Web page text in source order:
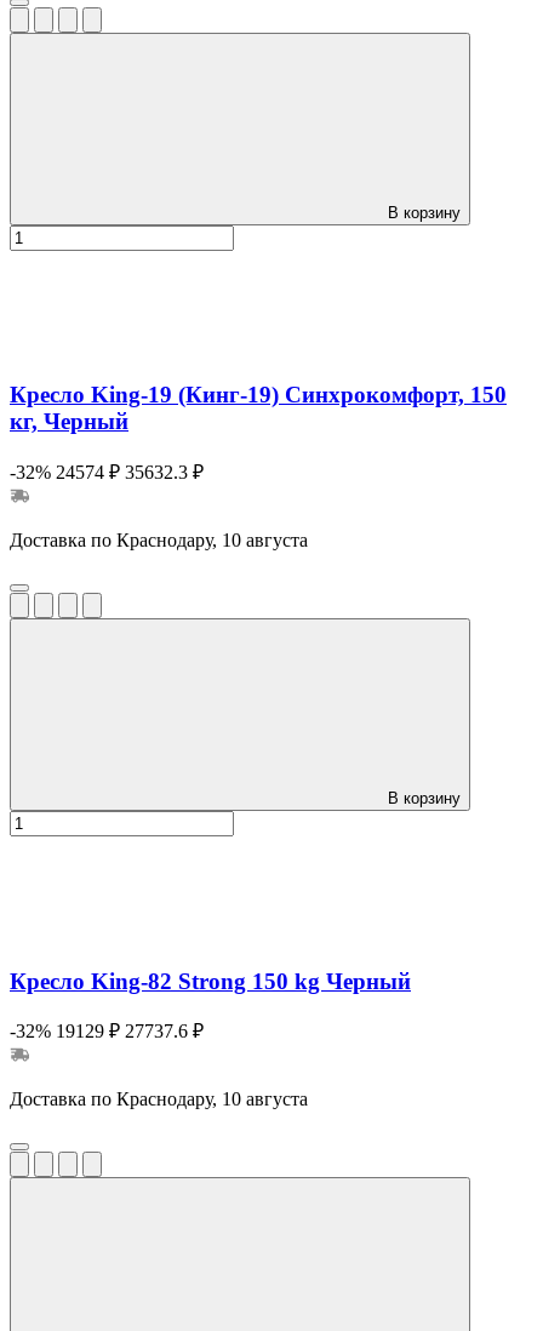
В корзину
Кресло King-19 (Кинг-19) Синхрокомфорт, 150
кг, Черный
-32% 24574 ₽ 35632.3 ₽
Доставка по Краснодару, 10 августа
В корзину
Кресло King-82 Strong 150 kg Черный
-32% 19129 ₽ 27737.6 ₽
Доставка по Краснодару, 10 августа